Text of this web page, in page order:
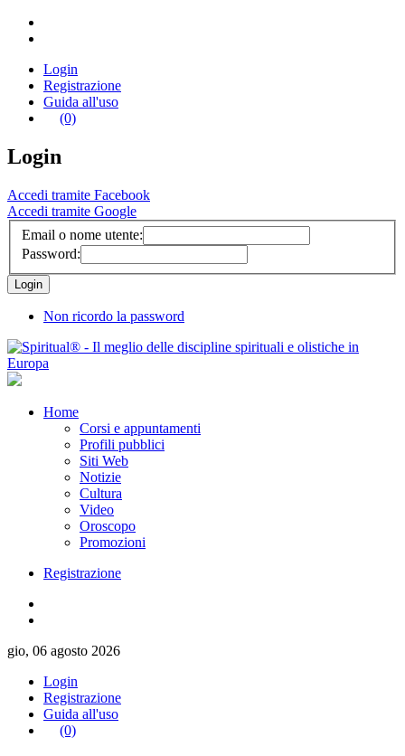
Login
Registrazione
Guida all'uso
(0)
Login
Accedi tramite Facebook
Accedi tramite Google
Email o nome utente:
Password:
Non ricordo la password
Home
Corsi e appuntamenti
Profili pubblici
Siti Web
Notizie
Cultura
Video
Oroscopo
Promozioni
Registrazione
gio, 06 agosto 2026
Login
Registrazione
Guida all'uso
(0)